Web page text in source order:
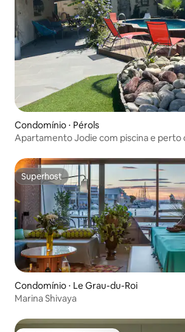
Condomínio ⋅ Pérols
Apartamento Jodie com piscina e perto
Superhost
Superhost
Condomínio ⋅ Le Grau-du-Roi
Marina Shivaya